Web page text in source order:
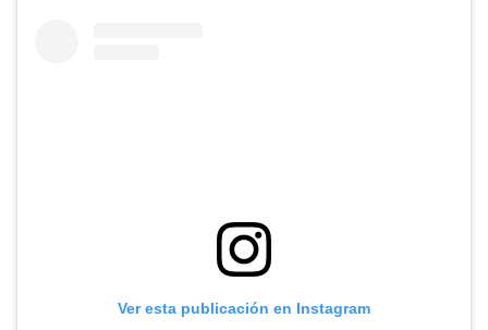
Ver esta publicación en Instagram